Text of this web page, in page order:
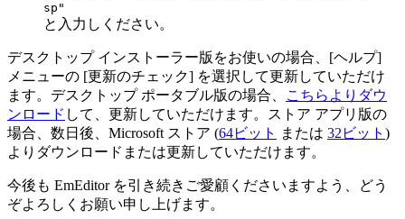
sp"
と入力しください。
デスクトップ インストーラー版をお使いの場合、[ヘルプ]
メニューの [更新のチェック] を選択して更新していただけ
ます。デスクトップ ポータブル版の場合、
こちらよりダウ
ンロード して、更新していただけます。ストア アプリ版の
場合、数日後、Microsoft ストア (64ビット または 32ビット )
よりダウンロードまたは更新していただけます。
今後も EmEditor を引き続きご愛顧くださいますよう、どう
ぞよろしくお願い申し上げます。